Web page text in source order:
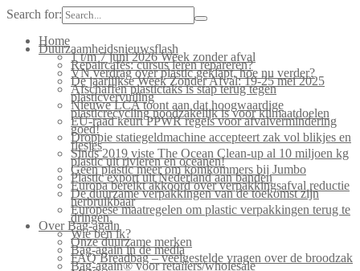
Search for:
Home
Duurzaamheidsnieuwsflash
1 t/m 7 juni 2026 Week zonder afval
Repaircafés: cursus leren repareren?
VN verdrag over plastic geklapt, hoe nu verder?
De jaarlijkse Week Zonder Afval: 19-25 mei 2025
Afschaffen plastictaks is stap terug tegen
plasticvervuiling
Nieuwe LCA toont aan dat hoogwaardige
plasticrecycling noodzakelijk is voor klimaatdoelen
EU-raad keurt PPWR regels voor afvalvermindering
goed!
Droppie statiegeldmachine accepteert zak vol blikjes en
flesjes
Sinds 2019 viste The Ocean Clean-up al 10 miljoen kg
plastic uit rivieren en oceanen!
Geen plastic meer om komkommers bij Jumbo
Plastic export uit Nederland aan banden
Europa bereikt akkoord over verpakkingsafval reductie
De duurzame verpakkingen van de toekomst zijn
herbruikbaar
Europese maatregelen om plastic verpakkingen terug te
dringen.
Over Bag-again
Wie ben ik?
Onze duurzame merken
Bag-again in de media
FAQ Breadbag – veelgestelde vragen over de broodzak
Bag-again® voor retailers/wholesale